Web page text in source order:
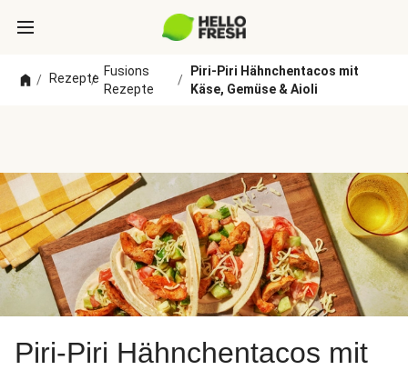
/ Rezepte
/
Fusions
Rezepte
/
Piri-Piri Hähnchentacos mit
Käse, Gemüse & Aioli
Piri-Piri Hähnchentacos mit